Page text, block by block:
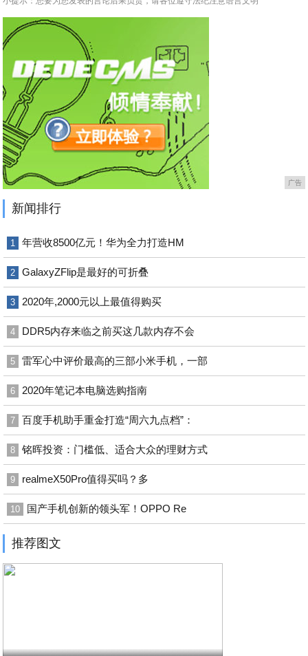
广告
新闻排行
1 年营收8500亿元！华为全力打造HM
2 GalaxyZFlip是最好的可折叠
3 2020年,2000元以上最值得购买
4 DDR5内存来临之前买这几款内存不会
5 雷军心中评价最高的三部小米手机，一部
6 2020年笔记本电脑选购指南
7 百度手机助手重金打造“周六九点档”：
8 铭晖投资：门槛低、适合大众的理财方式
9 realmeX50Pro值得买吗？多
10 国产手机创新的领头军！OPPO Re
推荐图文